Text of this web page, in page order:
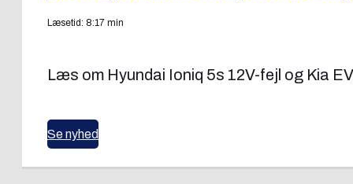
Læsetid: 8:17 min
Læs om Hyundai Ioniq 5s 12V-fejl og Kia
Se nyhed